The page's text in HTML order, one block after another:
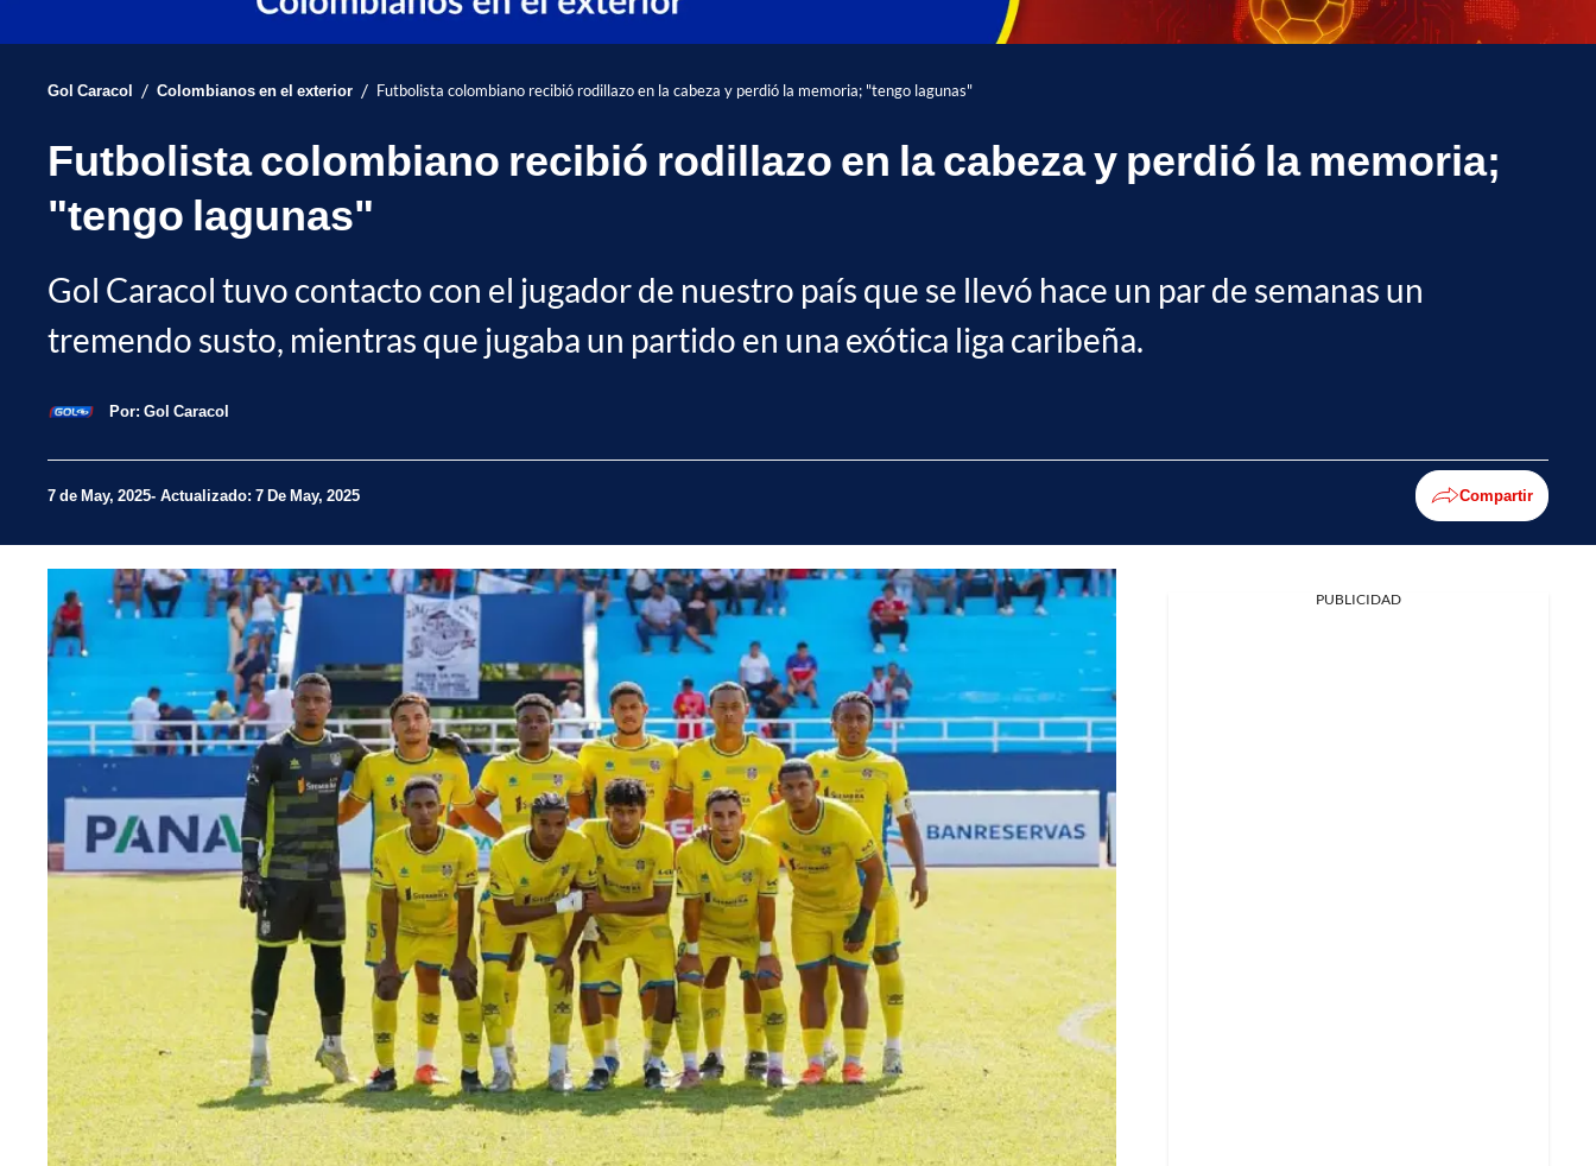
Gol Caracol / Colombianos en el exterior / Futbolista colombiano recibió rodillazo en la cabeza y perdió la memoria; "tengo lagunas"
Futbolista colombiano recibió rodillazo en la cabeza y perdió la memoria;
"tengo lagunas"
Gol Caracol tuvo contacto con el jugador de nuestro país que se llevó hace un par de semanas un
tremendo susto, mientras que jugaba un partido en una exótica liga caribeña.
Por: Gol Caracol
7 de May, 2025 Actualizado: 7 De May, 2025 Compartir
PUBLICIDAD